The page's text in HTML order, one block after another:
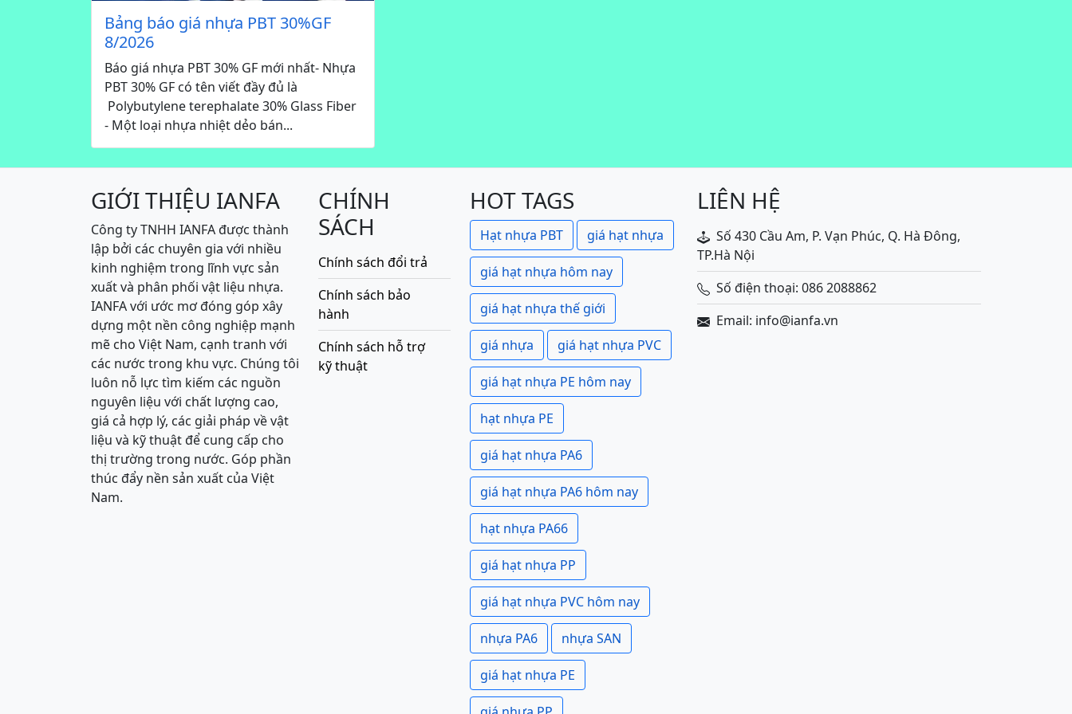
Bảng báo giá nhựa PBT 30%GF
8/2026
Báo giá nhựa PBT 30% GF mới nhất- Nhựa
PBT 30% GF có tên viết đầy đủ là
Polybutylene terephalate 30% Glass Fiber
- Một loại nhựa nhiệt dẻo bán...
GIỚI THIỆU IANFA
Công ty TNHH IANFA được thành
lập bởi các chuyên gia với nhiều
kinh nghiệm trong lĩnh vực sản
xuất và phân phối vật liệu nhựa.
IANFA với ước mơ đóng góp xây
dựng một nền công nghiệp mạnh
mẽ cho Việt Nam, cạnh tranh với
các nước trong khu vực. Chúng tôi
luôn nỗ lực tìm kiếm các nguồn
nguyên liệu với chất lượng cao,
giá cả hợp lý, các giải pháp về vật
liệu và kỹ thuật để cung cấp cho
thị trường trong nước. Góp phần
thúc đẩy nền sản xuất của Việt
Nam.
CHÍNH
SÁCH
Chính sách đổi trả
Chính sách bảo
hành
Chính sách hỗ trợ
kỹ thuật
HOT TAGS
Hạt nhựa PBT giá hạt nhựa
giá hạt nhựa hôm nay
giá hạt nhựa thế giới
giá nhựa giá hạt nhựa PVC
giá hạt nhựa PE hôm nay
hạt nhựa PE
giá hạt nhựa PA6
giá hạt nhựa PA6 hôm nay
hạt nhựa PA66
giá hạt nhựa PP
giá hạt nhựa PVC hôm nay
nhựa PA6 nhựa SAN
giá hạt nhựa PE
LIÊN HỆ
Số 430 Cầu Am, P. Vạn Phúc, Q. Hà Đông,
TP.Hà Nội
Số điện thoại: 086 2088862
Email: info@ianfa.vn